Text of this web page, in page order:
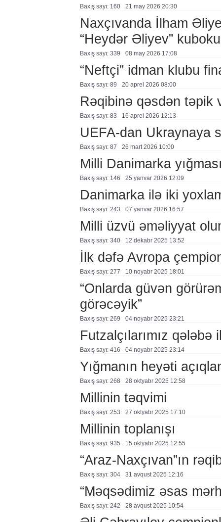
Baxış sayı: 160 21 may 2026 20:30
Naxçıvanda İlham
“Heydər Əliyev”
Baxış sayı: 339 08 may 2026 17:08
“Neftçi” idman klubu
Baxış sayı: 89 20 aprel 2026 08:00
Rəqibinə qəsdən təpik
Baxış sayı: 83 16 aprel 2026 12:13
UEFA-dan Ukraynaya
Baxış sayı: 87 26 mart 2026 10:00
Milli Danimarka
Baxış sayı: 146 25 yanvar 2026 12:09
Danimarka ilə iki
Baxış sayı: 243 07 yanvar 2026 16:57
Milli üzvü əməliyyat
Baxış sayı: 340 12 dekabr 2025 13:52
İlk dəfə Avropa
Baxış sayı: 277 10 noyabr 2025 18:01
“Onlarda güvən
görəcəyik”
Baxış sayı: 269 04 noyabr 2025 23:21
Futzalçılarımız qələbə
Baxış sayı: 416 04 noyabr 2025 23:14
Yığmanın heyəti
Baxış sayı: 268 28 oktyabr 2025 12:58
Millinin təqvimi
Baxış sayı: 253 27 oktyabr 2025 17:10
Millinin toplanışı
Baxış sayı: 935 15 oktyabr 2025 12:55
“Araz-Naxçıvan”ın
Baxış sayı: 304 31 avqust 2025 12:16
“Məqsədimiz əsas
Baxış sayı: 242 28 avqust 2025 10:54